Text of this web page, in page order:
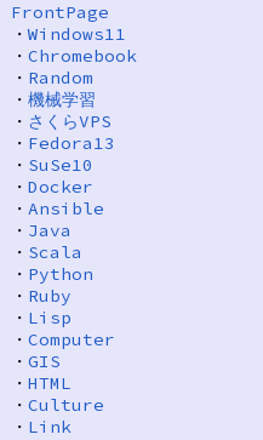
FrontPage
・Windows11
・ Chromebook
・ Random
・ 機械学習
・ さくらVPS
・ Fedora13
・ SuSe10
・ Docker
・ Ansible
・ Java
・ Scala
・ Python
・ Ruby
・ Lisp
・ Computer
・ GIS
・ HTML
・ Culture
・ Link